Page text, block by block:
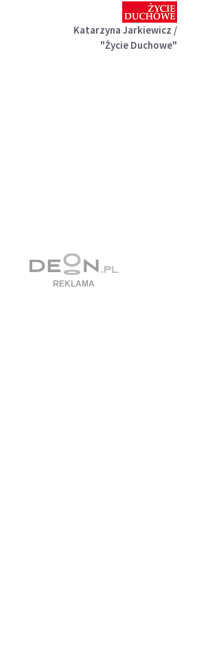
Katarzyna Jarkiewicz /
"Życie Duchowe"